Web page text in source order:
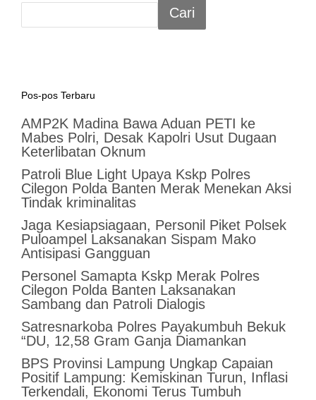
Cari
Pos-pos Terbaru
AMP2K Madina Bawa Aduan PETI ke
Mabes Polri, Desak Kapolri Usut Dugaan
Keterlibatan Oknum
Patroli Blue Light Upaya Kskp Polres
Cilegon Polda Banten Merak Menekan Aksi
Tindak kriminalitas
Jaga Kesiapsiagaan, Personil Piket Polsek
Puloampel Laksanakan Sispam Mako
Antisipasi Gangguan
Personel Samapta Kskp Merak Polres
Cilegon Polda Banten Laksanakan
Sambang dan Patroli Dialogis
Satresnarkoba Polres Payakumbuh Bekuk
“DU, 12,58 Gram Ganja Diamankan
BPS Provinsi Lampung Ungkap Capaian
Positif Lampung: Kemiskinan Turun, Inflasi
Terkendali, Ekonomi Terus Tumbuh